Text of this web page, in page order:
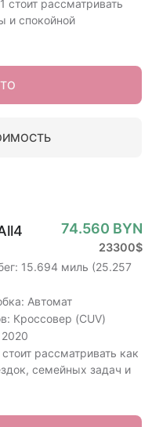
стоит рассматривать
и спокойной
74.560 BYN
23300$
15.694 миль (25.257
Автомат
Кроссовер (CUV)
рассматривать как
семейных задач и